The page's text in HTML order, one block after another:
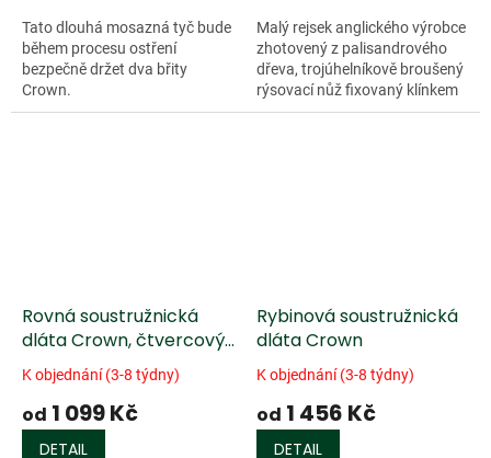
Tato dlouhá mosazná tyč bude
během procesu ostření
bezpečně držet dva břity
Crown.
Malý rejsek anglického výrobce
zhotovený z palisandrového
dřeva, trojúhelníkově broušený
rýsovací nůž fixovaný klínkem
zajišťuje přesný průchod
Rovná soustružnická
dláta Crown, čtvercový
struh
K objednání (3-8 týdny)
od 1 099 Kč
DETAIL
Rybinová soustružnická
dláta Crown
K objednání (3-8 týdny)
od 1 456 Kč
DETAIL